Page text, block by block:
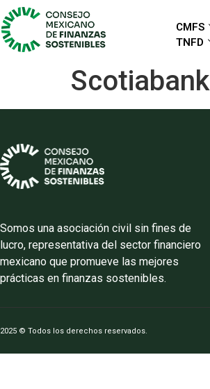
CMFS
TNFD
Scotiabank
Somos una asociación civil sin fines de
lucro, representativa del sector financiero
mexicano que promueve las mejores
prácticas en finanzas sostenibles.
2025 © Todos los derechos reservados.